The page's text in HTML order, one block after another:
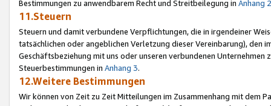
Bestimmungen zu anwendbarem Recht und Streitbeilegung in Anhang 2
11.Steuern
Steuern und damit verbundene Verpflichtungen, die in irgendeiner
tatsächlichen oder angeblichen Verletzung dieser Vereinbarung), den
Geschäftsbeziehung mit uns oder unseren verbundenen
Steuerbestimmungen in Anhang 3.
12.Weitere Bestimmungen
Wir können von Zeit zu Zeit Mitteilungen im Zusammenhang mit dem